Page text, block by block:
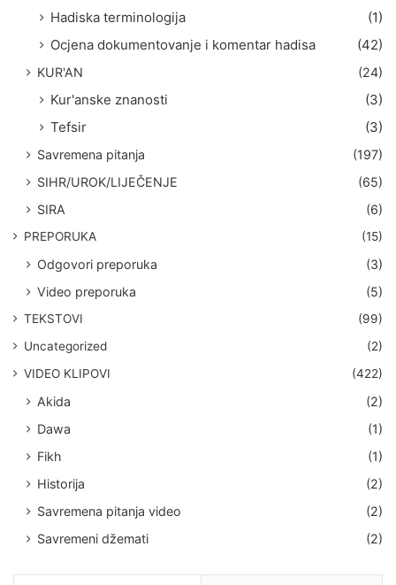
Hadiska terminologija
(1)
Ocjena dokumentovanje i komentar hadisa
(42)
KUR'AN (24)
Kur'anske znanosti
(3)
Tefsir
(3)
Savremena pitanja
(197)
SIHR/UROK/LIJEČENJE
(65)
SIRA
(6)
PREPORUKA (15)
Odgovori preporuka
(3)
Video preporuka
(5)
TEKSTOVI
(99)
Uncategorized
(2)
VIDEO KLIPOVI
(422)
Akida
(2)
Dawa
(1)
Fikh
(1)
Historija
(2)
Savremena pitanja video
(2)
Savremeni džemati
(2)